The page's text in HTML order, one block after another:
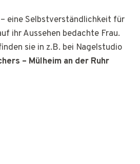
eine Selbstverständlichkeit für
ihr Aussehen bedachte Frau.
sie in z.B. bei Nagelstudio
– Mülheim an der Ruhr